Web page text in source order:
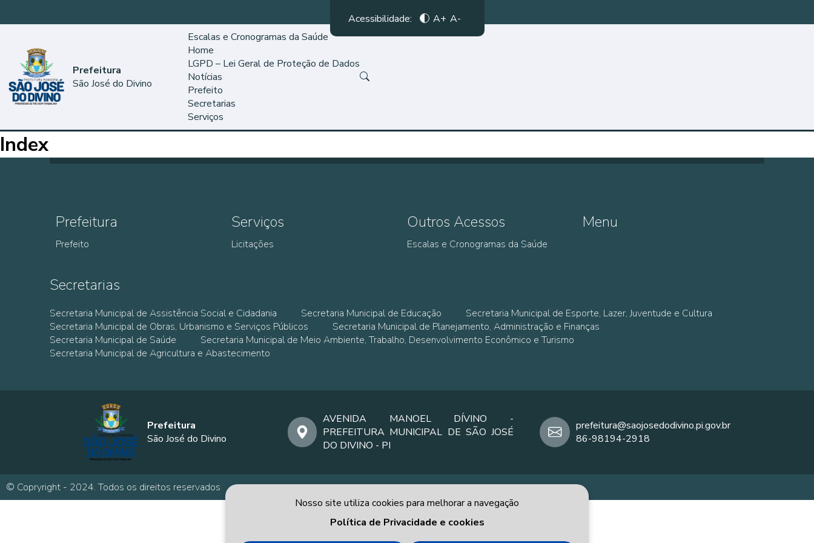
Acessibilidade: A+ A-
Prefeitura
São José do Divino
Escalas e Cronogramas da Saúde
Home
LGPD – Lei Geral de Proteção de Dados
Notícias
Prefeito
Secretarias
Serviços
Index
Prefeitura
Prefeito
Serviços
Licitações
Outros Acessos
Escalas e Cronogramas da Saúde
Menu
Secretarias
Secretaria Municipal de Assistência Social e Cidadania Secretaria Municipal de Educação
Secretaria Municipal de Esporte, Lazer, Juventude e Cultura
Secretaria Municipal de Obras, Urbanismo e Serviços Públicos
Secretaria Municipal de Planejamento, Administração e Finanças
Secretaria Municipal de Saúde
Secretaria Municipal de Meio Ambiente, Trabalho, Desenvolvimento Econômico e Turismo
Secretaria Municipal de Agricultura e Abastecimento
Prefeitura
São José do Divino
AVENIDA MANOEL DÍVINO -
PREFEITURA MUNICIPAL DE SÃO JOSÉ
DO DIVINO - PI
prefeitura@saojosedodivino.pi.gov.br
86-98194-2918
© Copryright - 2024. Todos os direitos reservados
Nosso site utiliza cookies para melhorar a navegação
Política de Privacidade e cookies